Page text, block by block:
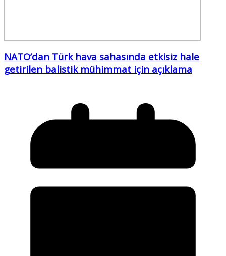
NATO’dan Türk hava sahasında etkisiz hale
getirilen balistik mühimmat için açıklama